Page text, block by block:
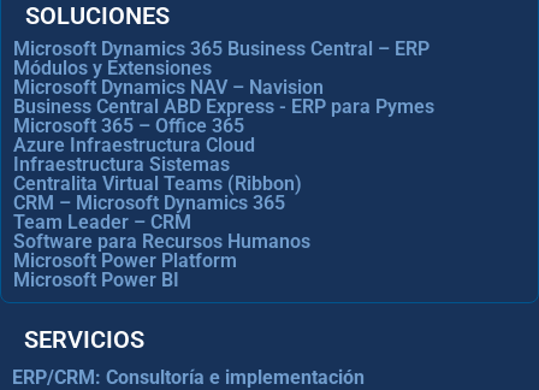
SOLUCIONES
Microsoft Dynamics 365 Business Central – ERP
Módulos y Extensiones
Microsoft Dynamics NAV – Navision
Business Central ABD Express - ERP para Pymes
Microsoft 365 – Office 365
Azure Infraestructura Cloud
Infraestructura Sistemas
Centralita Virtual Teams (Ribbon)
CRM – Microsoft Dynamics 365
Team Leader – CRM
Software para Recursos Humanos
Microsoft Power Platform
Microsoft Power BI
SERVICIOS
ERP/CRM: Consultoría e implementación